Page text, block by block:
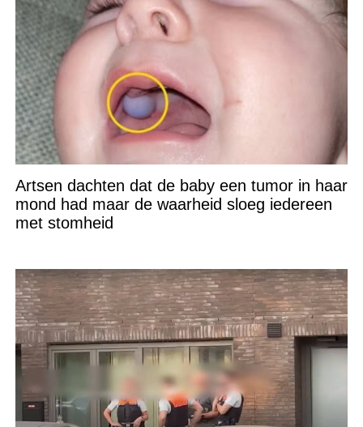
Artsen dachten dat de baby een tumor in haar
mond had maar de waarheid sloeg iedereen
met stomheid